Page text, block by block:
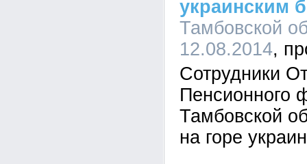
украинским
Тамбовской
12.08.2014
Сотрудники
Пенсионного
Тамбовской
на горе